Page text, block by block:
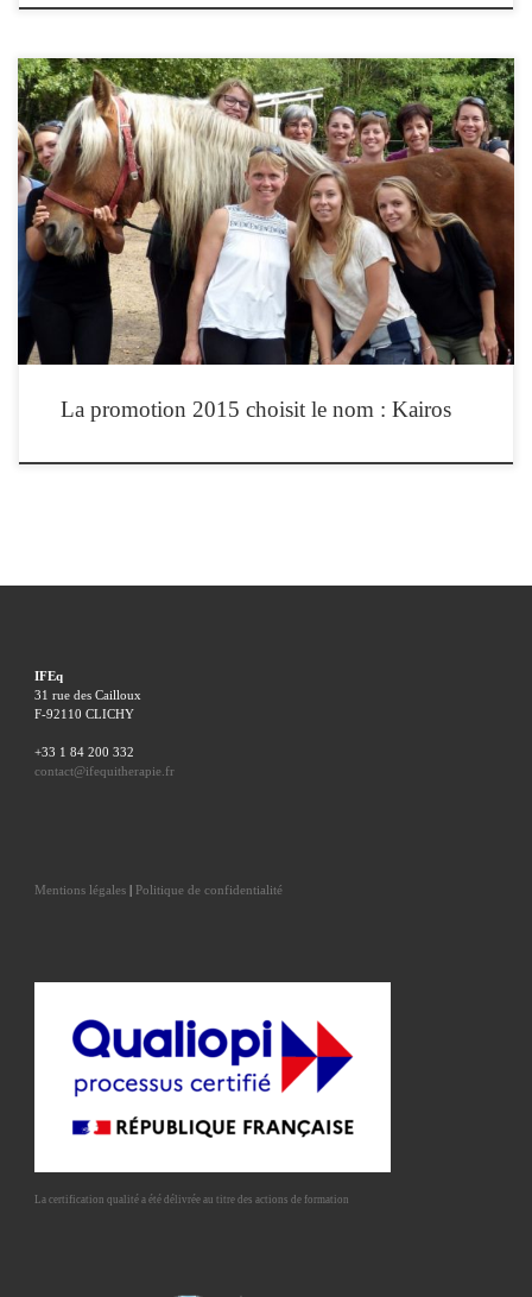
La promotion 2015 de l’Institut de Formation en Equithérapie a choisi de se
nommer KAIROS Kairos est l’allégorie de l’occasion favorable. Cette coïncidence
de l’action humaine et du temps se retrouve dans le soin et particulièrement en
équithérapie. Il y a ce temps qui passe ou parfois rien ne […]
La promotion 2015 choisit le nom : Kairos
IFEq
31 rue des Cailloux
F-92110 CLICHY
+33 1 84 200 332
contact@ifequitherapie.fr
Mentions légales| Politique de confidentialité
La certification qualité a été délivrée au titre des actions de formation